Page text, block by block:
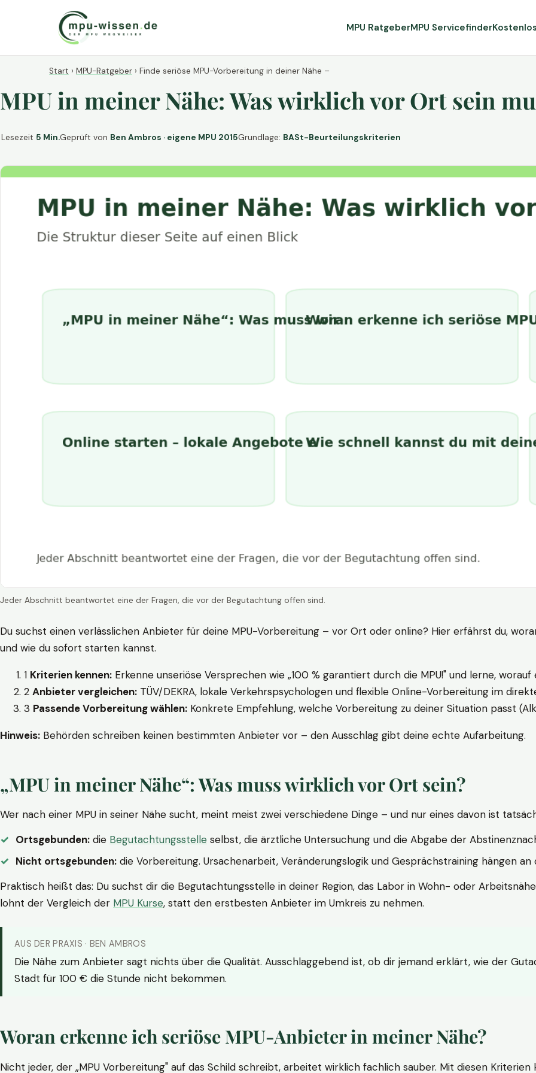
MPU RatgeberMPU Servicefinder
Start › MPU-Ratgeber › Finde seriöse MPU-Vorbereitung in deiner Nähe –
MPU in meiner Nähe: Was wirklich vor Ort sein
Lesezeit 5 Min.Geprüft von Ben Ambros · eigene MPU 2015Grundlage: BASt-Beurteilungskriterien
Jeder Abschnitt beantwortet eine der Fragen, die vor der Begutachtung offen sind.
Du suchst einen verlässlichen Anbieter für deine MPU-Vorbereitung – vor Ort oder online? Hier erfährst du,
und wie du sofort starten kannst.
1 Kriterien kennen: Erkenne unseriöse Versprechen wie „100 % garantiert durch die MPU!" und lerne,
2 Anbieter vergleichen: TÜV/DEKRA, lokale Verkehrspsychologen und flexible Online-Vorbereitung im
3 Passende Vorbereitung wählen: Konkrete Empfehlung, welche Vorbereitung zu deiner Situation passt
Hinweis: Behörden schreiben keinen bestimmten Anbieter vor – den Ausschlag gibt deine echte Aufarbeitung.
„MPU in meiner Nähe“: Was muss wirklich vor Ort sein?
Wer nach einer MPU in seiner Nähe sucht, meint meist zwei verschiedene Dinge – und nur eines davon ist
Ortsgebunden: die Begutachtungsstelle selbst, die ärztliche Untersuchung und die Abgabe der
Nicht ortsgebunden: die Vorbereitung. Ursachenarbeit, Veränderungslogik und Gesprächstraining hängen an
Praktisch heißt das: Du suchst dir die Begutachtungsstelle in deiner Region, das Labor in Wohn- oder
lohnt der Vergleich der MPU Kurse, statt den erstbesten Anbieter im Umkreis zu nehmen.
AUS DER PRAXIS · BEN AMBROS
Die Nähe zum Anbieter sagt nichts über die Qualität. Ausschlaggebend ist, ob dir jemand erklärt, wie der
Stadt für 100 € die Stunde nicht bekommen.
Woran erkenne ich seriöse MPU-Anbieter in meiner Nähe?
Nicht jeder, der „MPU Vorbereitung" auf das Schild schreibt, arbeitet wirklich fachlich sauber. Mit diesen